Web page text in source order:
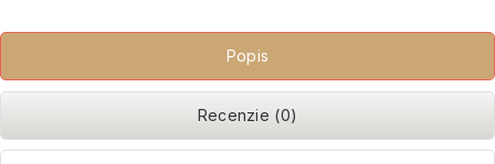
Popis
Recenzie (0)